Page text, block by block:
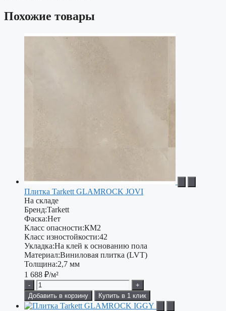
Похожие товары
Плитка Tarkett GLAMROCK JOVI
На складе
Бренд:Tarkett
Фаска:Нет
Класс опасности:КМ2
Класс изностойкости:42
Укладка:На клей к основанию пола
Материал:Виниловая плитка (LVT)
Толщина:2,7 мм
1 688 ₽/м²
-
+
Добавить в корзину
Купить в 1 клик